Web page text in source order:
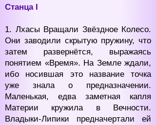
Станца I
1. Лхасы Вращали Звёздное Колесо.
Они заводили скрытую пружину, что
затем развернётся, выражаясь
понятием «Время». На Земле ждали,
ибо носившая это название точка
уже знала о предназначении.
Маленькая, едва заметная капля
Материи кружила в Вечности.
Владыки-Липики предначертали ей